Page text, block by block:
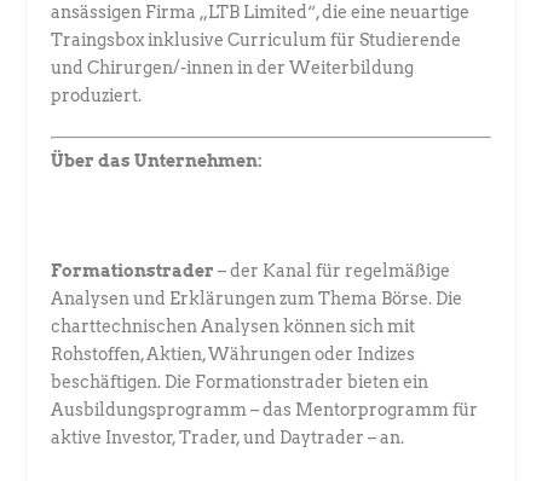
ansässigen Firma „LTB Limited“, die eine neuartige
Traingsbox inklusive Curriculum für Studierende
und Chirurgen/-innen in der Weiterbildung
produziert.
Über das Unternehmen:
Formationstrader– der Kanal für regelmäßige
Analysen und Erklärungen zum Thema Börse. Die
charttechnischen Analysen können sich mit
Rohstoffen, Aktien, Währungen oder Indizes
beschäftigen. Die Formationstrader bieten ein
Ausbildungsprogramm – das Mentorprogramm für
aktive Investor, Trader, und Daytrader – an.